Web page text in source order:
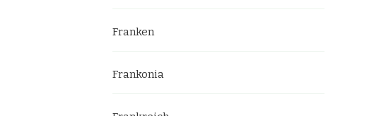
Franken
Frankonia